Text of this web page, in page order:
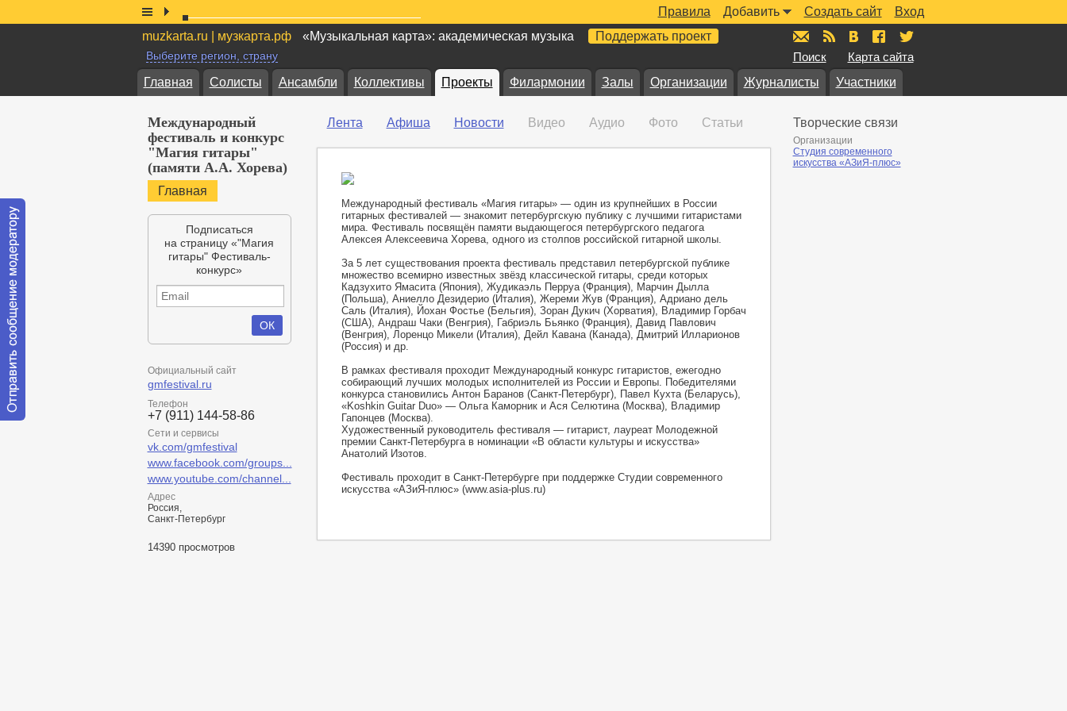
Вход
Создать сайт
Добавить
Правила
muzkarta.ru | музкарта.рф
«Музыкальная карта»: академическая музыка Поддержать проект
Выберите регион, страну Поиск Карта сайта
Главная Солисты Ансамбли Коллективы Проекты Филармонии Залы Организации Журналисты Участники
Международный
фестиваль и конкурс
"Магия гитары"
(памяти А.А. Хорева)
Главная
Подписаться
на страницу «"Магия
гитары" Фестиваль-
конкурс»
Официальный сайт
gmfestival.ru
Телефон
+7 (911) 144-58-86
Сети и сервисы
vk.com/gmfestival
www.facebook.com/groups...
www.youtube.com/channel...
Адрес
Россия,
Санкт-Петербург
14390 просмотров
Лента Афиша Новости Видео Аудио Фото Статьи
Международный фестиваль «Магия гитары» — один из крупнейших в России
гитарных фестивалей — знакомит петербургскую публику с лучшими гитаристами
мира. Фестиваль посвящён памяти выдающегося петербургского педагога
Алексея Алексеевича Хорева, одного из столпов российской гитарной школы.
За 5 лет существования проекта фестиваль представил петербургской публике
множество всемирно известных звёзд классической гитары, среди которых
Кадзухито Ямасита (Япония), Жудикаэль Перруа (Франция), Марчин Дылла
(Польша), Аниелло Дезидерио (Италия), Жереми Жув (Франция), Адриано дель
Саль (Италия), Йохан Фостье (Бельгия), Зоран Дукич (Хорватия), Владимир Горбач
(США), Андраш Чаки (Венгрия), Габриэль Бьянко (Франция), Давид Павлович
(Венгрия), Лоренцо Микели (Италия), Дейл Кавана (Канада), Дмитрий Илларионов
(Россия) и др.
В рамках фестиваля проходит Международный конкурс гитаристов, ежегодно
собирающий лучших молодых исполнителей из России и Европы. Победителями
конкурса становились Антон Баранов (Санкт-Петербург), Павел Кухта (Беларусь),
«Koshkin Guitar Duo» — Ольга Каморник и Ася Селютина (Москва), Владимир
Гапонцев (Москва).
Художественный руководитель фестиваля — гитарист, лауреат Молодежной
премии Санкт-Петербурга в номинации «В области культуры и искусства»
Анатолий Изотов.
Фестиваль проходит в Санкт-Петербурге при поддержке Студии современного
искусства «АЗиЯ-плюс» (www.asia-plus.ru)
Творческие связи
Организации
Студия современного
искусства «АЗиЯ-плюс»